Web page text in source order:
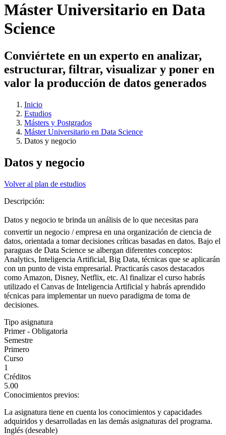
Máster Universitario en Data
Science
Conviértete en un experto en analizar,
estructurar, filtrar, visualizar y poner en
valor la producción de datos generados
Inicio
Estudios
Másters y Postgrados
Máster Universitario en Data Science
Datos y negocio
Datos y negocio
Volver al plan de estudios
Descripción:
Datos y negocio te brinda un análisis de lo que necesitas para
convertir un negocio / empresa en una organización de ciencia de
datos, orientada a tomar decisiones críticas basadas en datos. Bajo el
paraguas de Data Science se albergan diferentes conceptos:
Analytics, Inteligencia Artificial, Big Data, técnicas que se aplicarán
con un punto de vista empresarial. Practicarás casos destacados
como Amazon, Disney, Netflix, etc. Al finalizar el curso habrás
utilizado el Canvas de Inteligencia Artificial y habrás aprendido
técnicas para implementar un nuevo paradigma de toma de
decisiones.
Tipo asignatura
Primer - Obligatoria
Semestre
Primero
Curso
1
Créditos
5.00
Conocimientos previos:
La asignatura tiene en cuenta los conocimientos y capacidades
adquiridos y desarrolladas en las demás asignaturas del programa.
Inglés (deseable)